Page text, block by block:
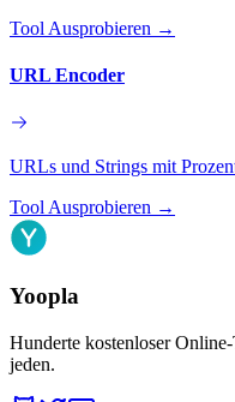
Tool Ausprobieren →
URL Encoder
URLs und Strings mit
Tool Ausprobieren →
Yoopla
Hunderte kostenloser
jeden.